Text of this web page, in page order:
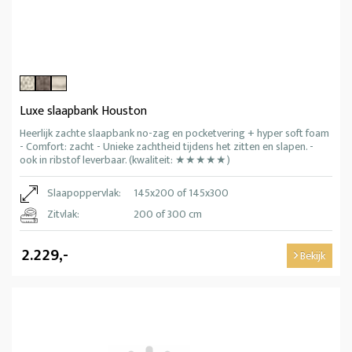
Luxe slaapbank Houston
Heerlijk zachte slaapbank no-zag en pocketvering + hyper soft foam
- Comfort: zacht - Unieke zachtheid tijdens het zitten en slapen. -
ook in ribstof leverbaar. (kwaliteit: ★★★★★)
Slaapoppervlak:
145x200 of 145x300
Zitvlak:
200 of 300 cm
2.229,- Bekijk